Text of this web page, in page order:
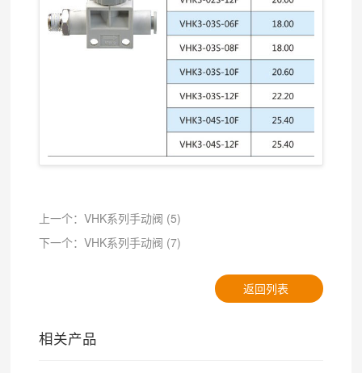
上一个：VHK系列手动阀 (5)
下一个：VHK系列手动阀 (7)
返回列表
相关产品